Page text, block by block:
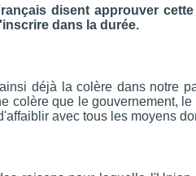
disent approuver
dans la durée.
déjà la colère dans notre
colère que le gouvernement,
avec tous les moyens